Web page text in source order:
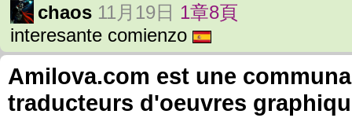
chaos 11月19日 1章8頁
interesante comienzo
Amilova.com est une
traducteurs d'oeuvres